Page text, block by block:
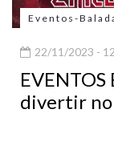
Eventos-
22/11/2023 -
EVENTOS
divertir no